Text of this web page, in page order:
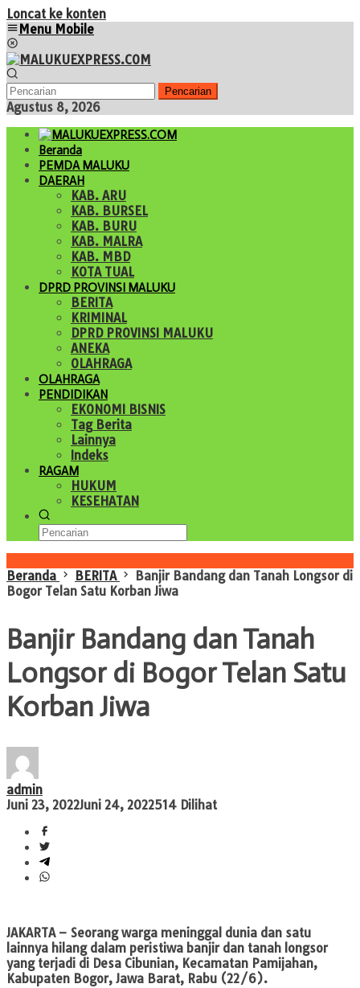
Loncat ke konten
Menu Mobile
Pencarian
Agustus 8, 2026
Beranda
PEMDA MALUKU
DAERAH
KAB. ARU
KAB. BURSEL
KAB. BURU
KAB. MALRA
KAB. MBD
KOTA TUAL
DPRD PROVINSI MALUKU
BERITA
KRIMINAL
DPRD PROVINSI MALUKU
ANEKA
OLAHRAGA
OLAHRAGA
PENDIDIKAN
EKONOMI BISNIS
Tag Berita
Lainnya
Indeks
RAGAM
HUKUM
KESEHATAN
Beranda
BERITA
Banjir Bandang dan Tanah Longsor di
Bogor Telan Satu Korban Jiwa
Banjir Bandang dan Tanah
Longsor di Bogor Telan Satu
Korban Jiwa
admin
Juni 23, 2022Juni 24, 2022514 Dilihat
JAKARTA– Seorang warga meninggal dunia dan satu
lainnya hilang dalam peristiwa banjir dan tanah longsor
yang terjadi di Desa Cibunian, Kecamatan Pamijahan,
Kabupaten Bogor, Jawa Barat, Rabu (22/6).